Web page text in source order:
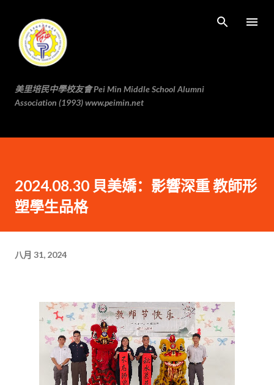
美里培民中學校友會 Pei Min Middle School Alumni
Association (1993) www.peimin.net
2024.08.30 貝美嬌：影響深重 教師形
塑學生品格
八月 31, 2024